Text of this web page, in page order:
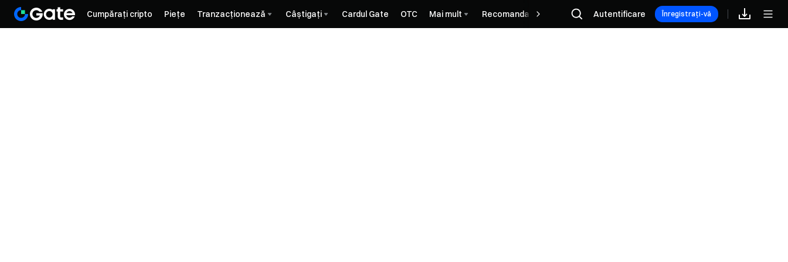
Cumpărați cripto Piețe Tranzacționează Câștigați Cardul Gate OTC Mai mult Recomandare Rewards Afiliați
Autentificare Înregistrați-vă